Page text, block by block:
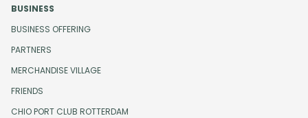
BUSINESS
BUSINESS OFFERING
PARTNERS
MERCHANDISE VILLAGE
FRIENDS
CHIO PORT CLUB ROTTERDAM